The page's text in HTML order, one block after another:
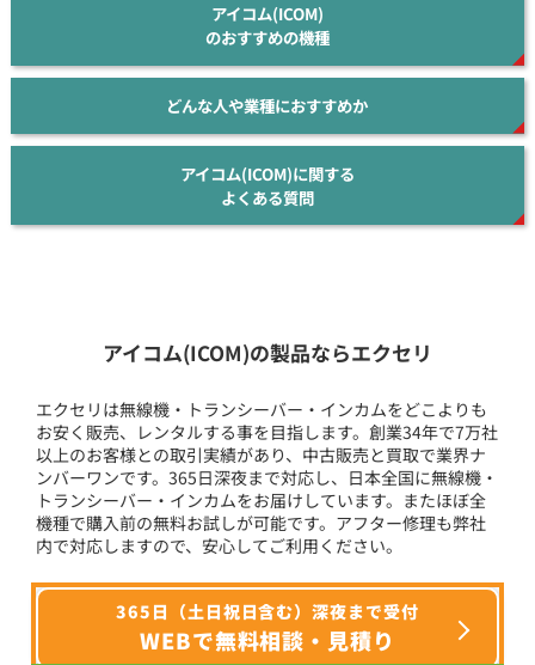
アイコム(ICOM)
のおすすめの機種
どんな人や業種におすすめか
アイコム(ICOM)に関する
よくある質問
アイコム(ICOM)の製品ならエクセリ
エクセリは無線機・トランシーバー・インカムをどこよりも
お安く販売、レンタルする事を目指します。創業34年で7万社
以上のお客様との取引実績があり、中古販売と買取で業界ナ
ンバーワンです。365日深夜まで対応し、日本全国に無線機・
トランシーバー・インカムをお届けしています。またほぼ全
機種で購入前の無料お試しが可能です。アフター修理も弊社
内で対応しますので、安心してご利用ください。
365日（土日祝日含む）深夜まで受付
WEBで無料相談・見積り